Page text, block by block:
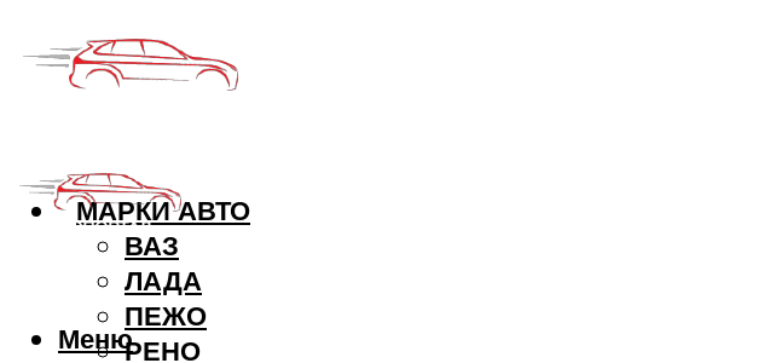
МАРКИ АВТО
ВАЗ
ЛАДА
ПЕЖО
РЕНО
Меню